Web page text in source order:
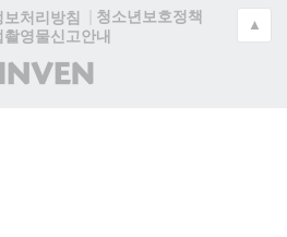
보처리방침
청소년보호정책
촬영물신고안내
(주)
인
▲